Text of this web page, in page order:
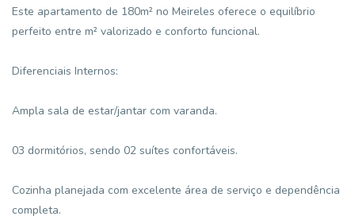
Este apartamento de 180m² no Meireles oferece o equilíbrio
perfeito entre m² valorizado e conforto funcional.
Diferenciais Internos:
Ampla sala de estar/jantar com varanda.
03 dormitórios, sendo 02 suítes confortáveis.
Cozinha planejada com excelente área de serviço e dependência
completa.